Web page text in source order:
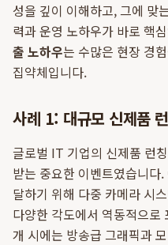
성을 깊이 이해하고, 그에 맞
력과 운영 노하우가 바로 핵
출 노하우는 수많은 현장 경
집약체입니다.
사례 1: 대규모 신제품
글로벌 IT 기업의 신제품 런
받는 중요한 이벤트였습니다
달하기 위해 다중 카메라 시
다양한 각도에서 역동적으로
개 시에는 방송급 그래픽과